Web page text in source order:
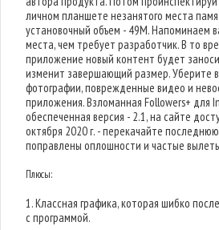
личном планшете незанятого места
установочный объем - 49M. Напоминаем
места, чем требует разработчик. В то
приложение новый контент будет
изменит завершающий размер. Уберите
фотографии, поврежденные видео и
приложения. Взломанная Followers+ для
обеспеченная версия - 2.1, на сайте
октября 2020 г. - перекачайте
поправлены оплошности и частые
Плюсы:
1. Классная графика, которая шибко
с программой.